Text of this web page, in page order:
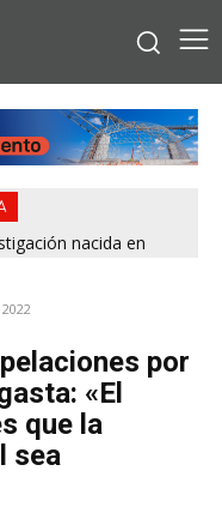
nacida en
por
«El
que la
sea